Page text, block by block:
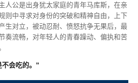
人公是出身犹太家庭的青年马库斯，在亲
则中寻求对身份的突破和精神自由，上下
生对立，被动忍耐、愤怒抗争无果后，最
奏流畅，对年轻人的青春躁动、偏执和苦
会吃的。”